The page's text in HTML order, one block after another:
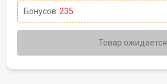
Бонусов:235
Товар ожидается